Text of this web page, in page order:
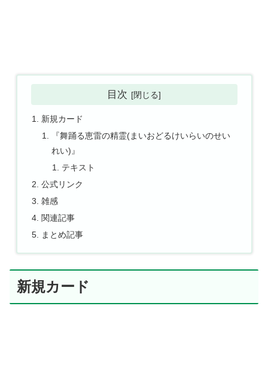
目次
新規カード
『舞踊る恵雷の精霊(まいおどるけいらいのせい
れい)』
テキスト
公式リンク
雑感
関連記事
まとめ記事
新規カード